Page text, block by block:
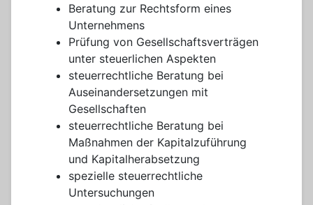
Beratung zur Rechtsform eines
Unternehmens
Prüfung von Gesellschaftsverträgen
unter steuerlichen Aspekten
steuerrechtliche Beratung bei
Auseinandersetzungen mit
Gesellschaften
steuerrechtliche Beratung bei
Maßnahmen der Kapitalzuführung
und Kapitalherabsetzung
spezielle steuerrechtliche
Untersuchungen